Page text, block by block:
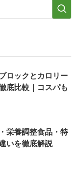
ロックとカロリー
底比較｜コスパも
栄養調整食品・特
いを徹底解説